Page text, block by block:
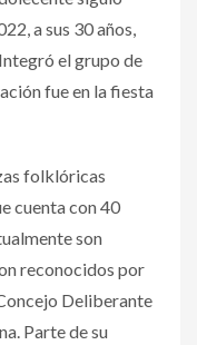
a sus 30 años,
el grupo de
fue en la fiesta
folklóricas
cuenta con 40
son
reconocidos por
Deliberante
Parte de su